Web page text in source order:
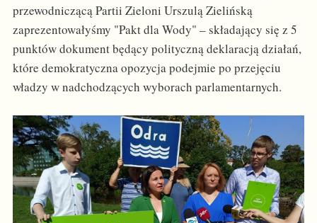
przewodniczącą Partii Zieloni Urszulą Zielińską
zaprezentowałyśmy "Pakt dla Wody" – składający się z 5
punktów dokument będący polityczną deklaracją działań,
które demokratyczna opozycja podejmie po przejęciu
władzy w nadchodzących wyborach parlamentarnych.